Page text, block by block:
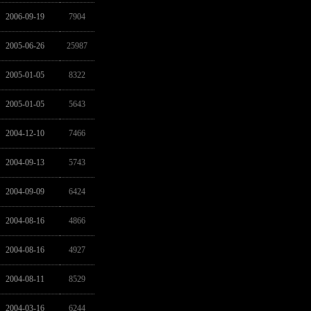
2006-09-19 7904
2005-06-26 25987
2005-01-05 8322
2005-01-05 5643
2004-12-10 7466
2004-09-13 5743
2004-09-09 6424
2004-08-16 4866
2004-08-16 4927
2004-08-11 8529
2004-03-16 6244